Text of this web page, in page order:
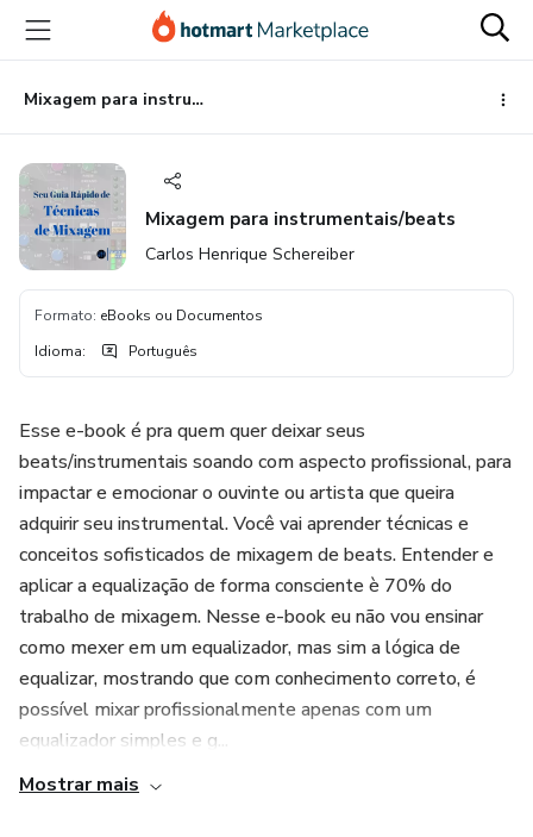
para
conteúdo
principal
para
pagamento
para
rodapé
Mixagem para instrumentais/beats
Mixagem para instrumentais/beats
Carlos Henrique Schereiber
Formato: eBooks ou Documentos
Idioma: Português
Esse e-book é pra quem quer deixar seus
beats/instrumentais soando com aspecto profissional, para
impactar e emocionar o ouvinte ou artista que queira
adquirir seu instrumental. Você vai aprender técnicas e
conceitos sofisticados de mixagem de beats. Entender e
aplicar a equalização de forma consciente è 70% do
trabalho de mixagem. Nesse e-book eu não vou ensinar
como mexer em um equalizador, mas sim a lógica de
equalizar, mostrando que com conhecimento correto, é
possível mixar profissionalmente apenas com um
equalizador simples e g...
Mostrar mais